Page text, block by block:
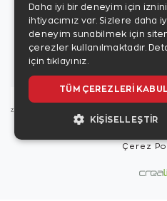
Copyright © 2026,
Zen Diamond
Turquality Destek
Çerez
Daha iyi bir deneyim için
ihtiyacımız var. Sizlere daha
deneyim sunabilmek için
çerezler kullanılmaktadır.
için tıklayınız.
TÜM ÇEREZLERI
KIŞISELLEŞTIR